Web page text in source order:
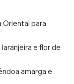
Oriental para
e flor de
amarga e